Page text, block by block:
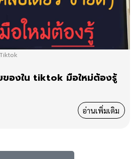
Tiktok
องใน tiktok มือใหม่ต้องรู้
อ่านเพิ่มเติม